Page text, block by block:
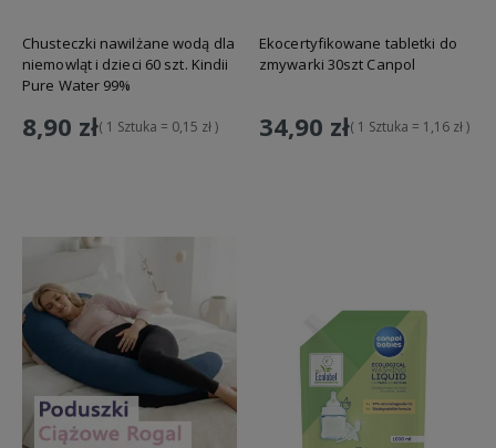
Chusteczki nawilżane wodą dla
niemowląt i dzieci 60 szt. Kindii
Pure Water 99%
8,90 zł( 1 Sztuka = 0,15 zł )
Ekocertyfikowane tabletki do
zmywarki 30szt Canpol
34,90 zł( 1 Sztuka = 1,16 zł )